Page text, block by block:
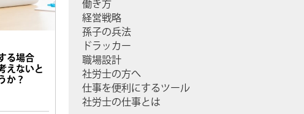
る場合
えないと
か？
働き方
経営戦略
孫子の兵法
ドラッカー
職場設計
社労士の方へ
仕事を便利にするツール
社労士の仕事とは